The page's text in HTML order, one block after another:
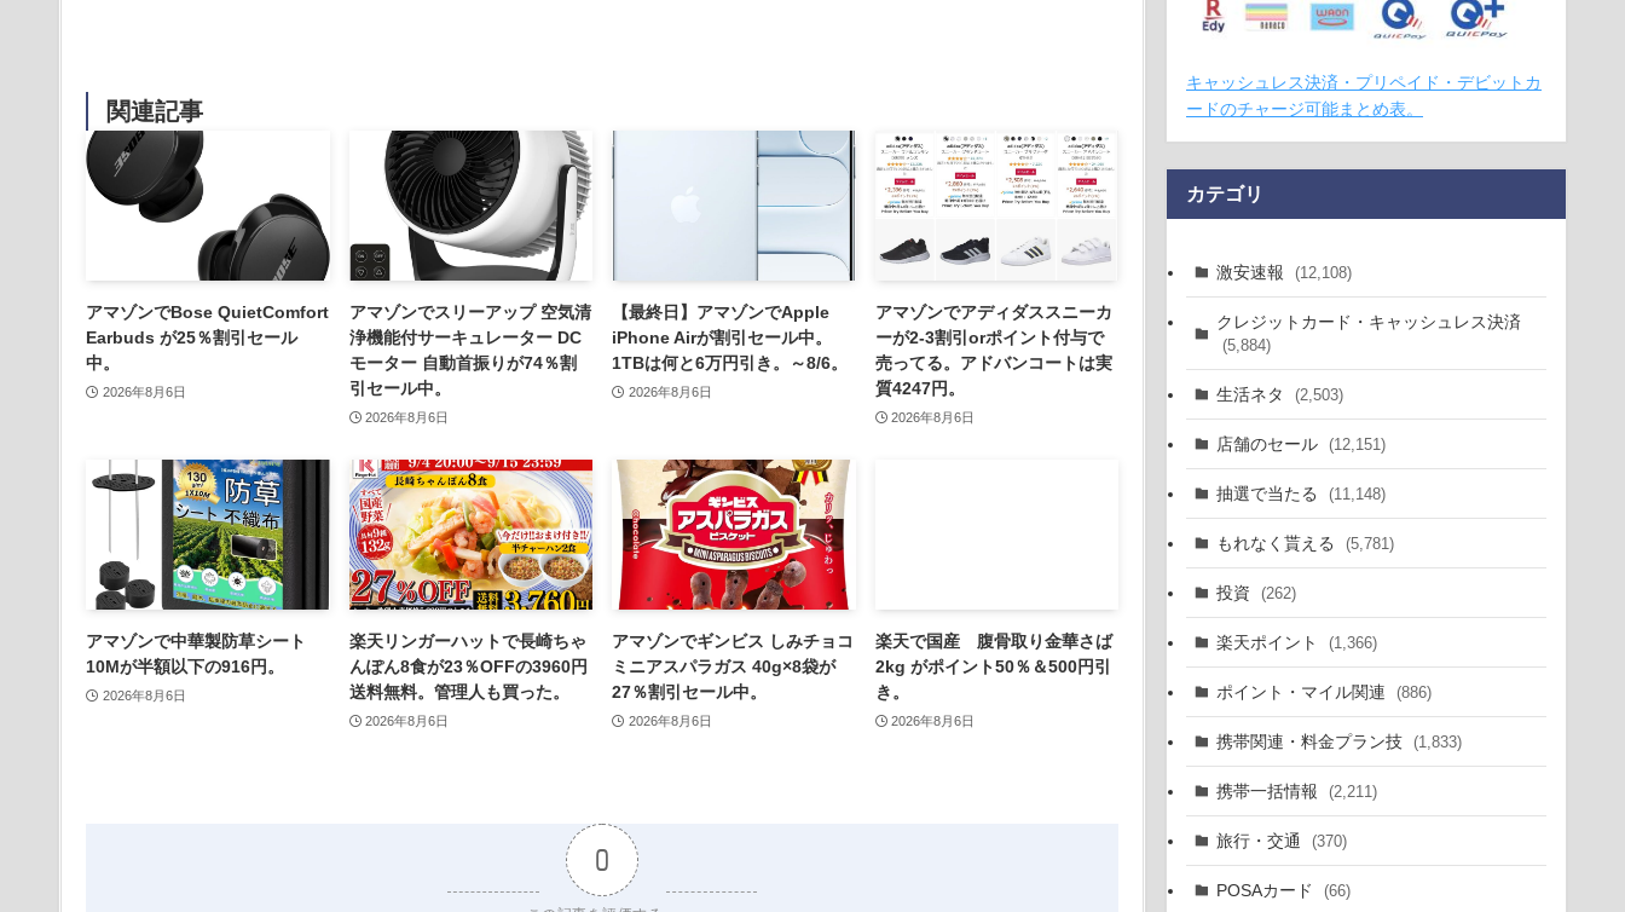
関連記事
アマゾンでBose QuietComfort
Earbuds が25％割引セール
中。
2026年8月6日
アマゾンでスリーアップ 空気清
浄機能付サーキュレーター DC
モーター 自動首振りが74％割
引セール中。
2026年8月6日
【最終日】アマゾンでApple
iPhone Airが割引セール中。
1TBは何と6万円引き。～8/6。
2026年8月6日
アマゾンでアディダススニーカ
ーが2-3割引orポイント付与で
売ってる。アドバンコートは実
質4247円。
2026年8月6日
アマゾンで中華製防草シート
10Mが半額以下の916円。
2026年8月6日
楽天リンガーハットで長崎ちゃ
んぽん8食が23％OFFの3960円
送料無料。管理人も買った。
2026年8月6日
アマゾンでギンビス しみチョコ
ミニアスパラガス 40g×8袋が
27％割引セール中。
2026年8月6日
楽天で国産 腹骨取り金華さば
2kg がポイント50％＆500円引
き。
2026年8月6日
0
キャッシュレス決済・プリペイド・デビットカ
ードのチャージ可能まとめ表。
カテゴリ
激安速報 (12,108)
クレジットカード・キャッシュレス決済
(5,884)
生活ネタ (2,503)
店舗のセール (12,151)
抽選で当たる (11,148)
もれなく貰える (5,781)
投資 (262)
楽天ポイント (1,366)
ポイント・マイル関連 (886)
携帯関連・料金プラン技 (1,833)
携帯一括情報 (2,211)
旅行・交通 (370)
POSAカード (66)